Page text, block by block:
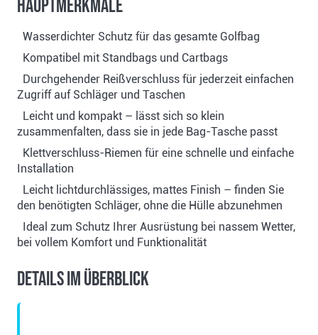
Hauptmerkmale
Wasserdichter Schutz für das gesamte Golfbag
Kompatibel mit Standbags und Cartbags
Durchgehender Reißverschluss für jederzeit einfachen
Zugriff auf Schläger und Taschen
Leicht und kompakt – lässt sich so klein
zusammenfalten, dass sie in jede Bag-Tasche passt
Klettverschluss-Riemen für eine schnelle und einfache
Installation
Leicht lichtdurchlässiges, mattes Finish – finden Sie
den benötigten Schläger, ohne die Hülle abzunehmen
Ideal zum Schutz Ihrer Ausrüstung bei nassem Wetter,
bei vollem Komfort und Funktionalität
Details im Überblick